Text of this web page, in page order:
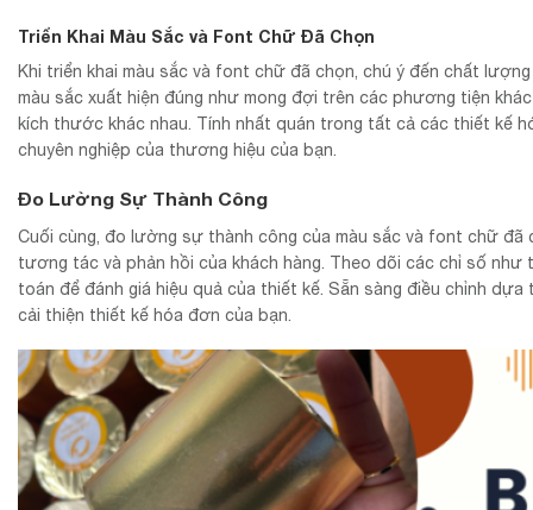
Triển Khai Màu Sắc và Font Chữ Đã Chọn
Khi triển khai màu sắc và font chữ đã chọn, chú ý đến chất
màu sắc xuất hiện đúng như mong đợi trên các phương tiện
kích thước khác nhau. Tính nhất quán trong tất cả các thiết kế
chuyên nghiệp của thương hiệu của bạn.
Đo Lường Sự Thành Công
Cuối cùng, đo lường sự thành công của màu sắc và font chữ đã
tương tác và phản hồi của khách hàng. Theo dõi các chỉ số như
toán để đánh giá hiệu quả của thiết kế. Sẵn sàng điều chỉnh
cải thiện thiết kế hóa đơn của bạn.